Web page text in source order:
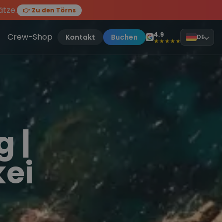
👉 Zu den Törns
Törn!
des Jahres, sei dabei.
Crew-Shop Kontakt Buchen 4.9
★★★★★ DE
|